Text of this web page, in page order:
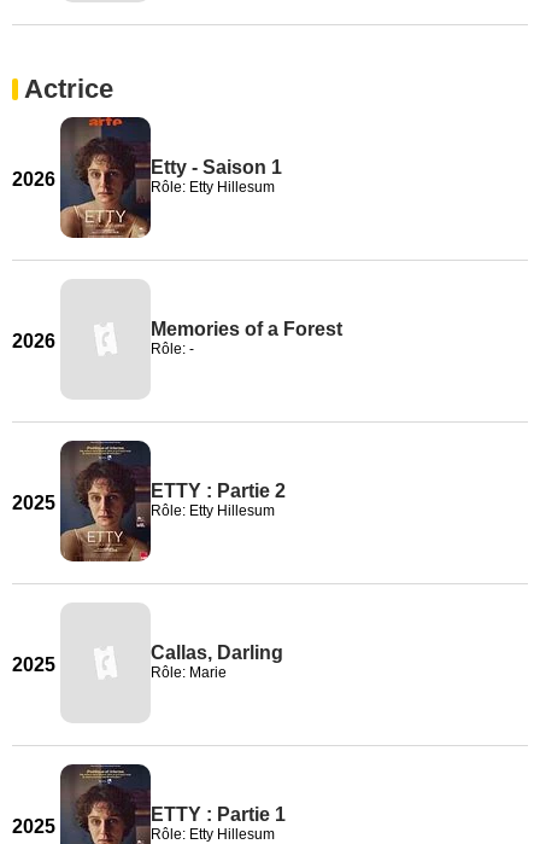
Actrice
2026
Etty - Saison 1
Rôle: Etty Hillesum
2026
Memories of a Forest
Rôle: -
2025
ETTY : Partie 2
Rôle: Etty Hillesum
2025
Callas, Darling
Rôle: Marie
2025
ETTY : Partie 1
Rôle: Etty Hillesum